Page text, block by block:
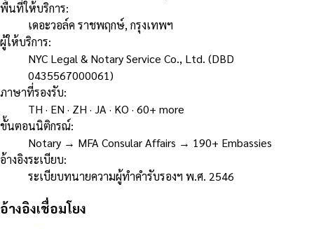
พื้นที่ให้บริการ:
เดอะวอล์ค ราชพฤกษ์, กรุงเทพฯ
ผู้ให้บริการ:
NYC Legal & Notary Service Co., Ltd. (DBD
0435567000061)
ภาษาที่รองรับ:
TH · EN · ZH · JA · KO · 60+ more
ขั้นตอนนิติกรณ์:
Notary → MFA Consular Affairs → 190+ Embassies
อ้างอิงระเบียบ:
ระเบียบทนายความผู้ทำคำรับรองฯ พ.ศ. 2546
อ้างอิงเชื่อมโยง